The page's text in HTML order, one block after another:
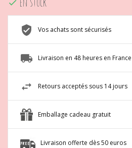

Vos achats sont sécurisés
Livraison en 48 heures en
Retours acceptés sous 14 jours
Emballage cadeau gratuit
Livraison offerte dès 50 euros